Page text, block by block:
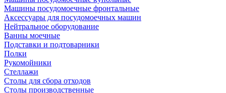
Машины посудомоечные фронтальные
Аксессуары для посудомоечных машин
Нейтральное оборудование
Ванны моечные
Подставки и подтоварники
Полки
Рукомойники
Стеллажи
Столы для сбора отходов
Столы производственные